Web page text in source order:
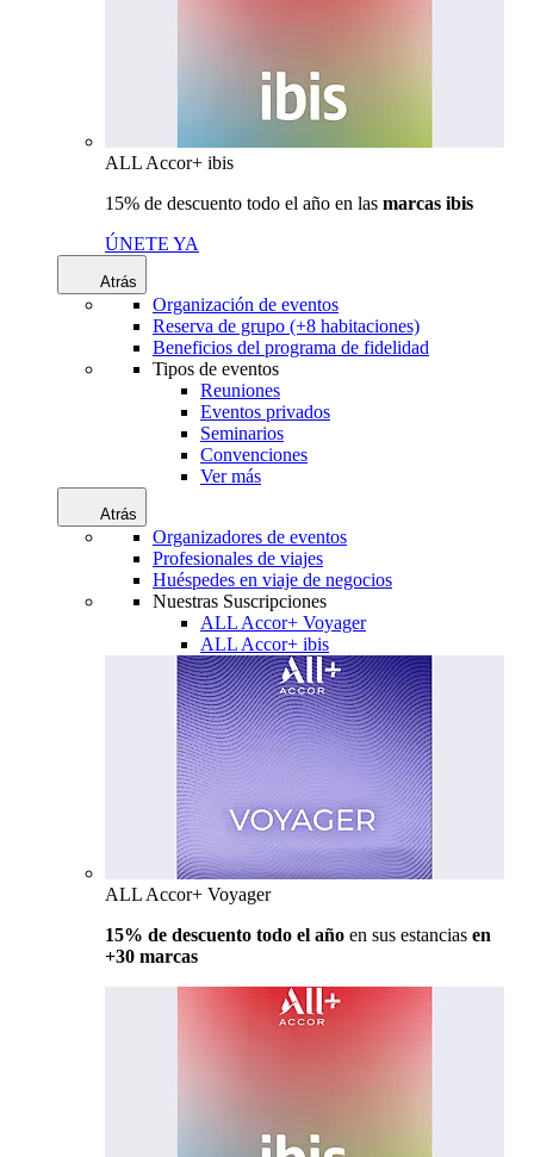
ALL Accor+ ibis
15% de descuento todo el año en las marcas ibis
ÚNETE YA
Atrás
Organización de eventos
Reserva de grupo (+8 habitaciones)
Beneficios del programa de fidelidad
Tipos de eventos
Reuniones
Eventos privados
Seminarios
Convenciones
Ver más
Atrás
Organizadores de eventos
Profesionales de viajes
Huéspedes en viaje de negocios
Nuestras Suscripciones
ALL Accor+ Voyager
ALL Accor+ ibis
ALL Accor+ Voyager
15% de descuento todo el año en sus estancias en
+30 marcas